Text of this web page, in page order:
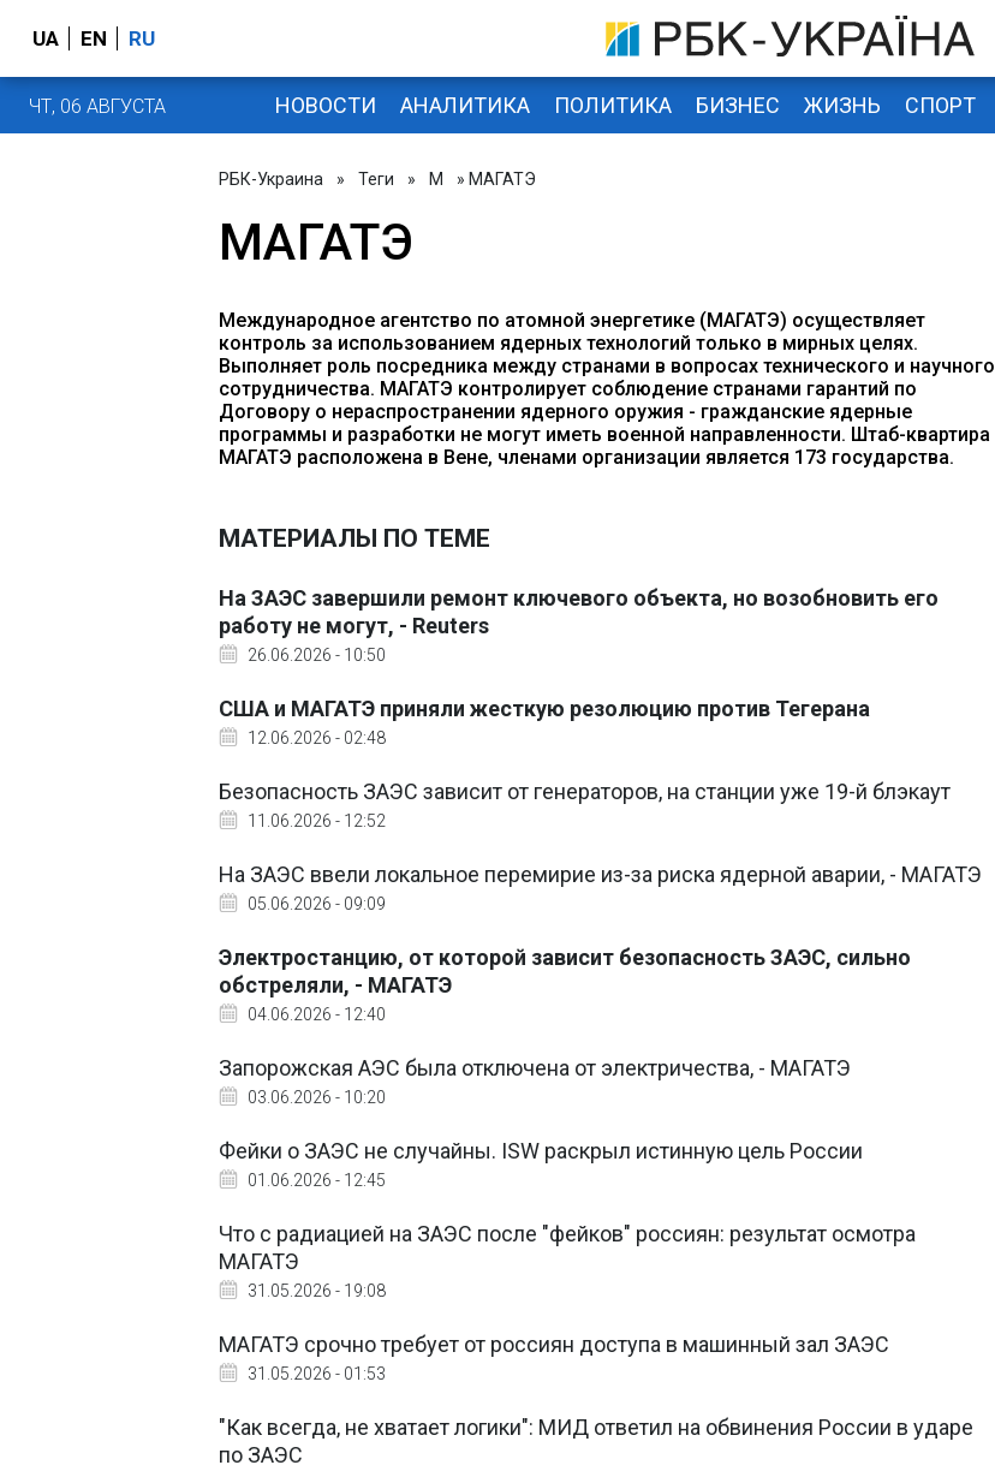
UA EN RU
ЧТ, 06 АВГУСТА НОВОСТИ АНАЛИТИКА ПОЛИТИКА БИЗНЕС ЖИЗНЬ СПОРТ
РБК-Украина » Теги » М » МАГАТЭ
МАГАТЭ
Международное агентство по атомной энергетике (МАГАТЭ) осуществляет
контроль за использованием ядерных технологий только в мирных целях.
Выполняет роль посредника между странами в вопросах технического и научного
сотрудничества. МАГАТЭ контролирует соблюдение странами гарантий по
Договору о нераспространении ядерного оружия - гражданские ядерные
программы и разработки не могут иметь военной направленности. Штаб-квартира
МАГАТЭ расположена в Вене, членами организации является 173 государства.
МАТЕРИАЛЫ ПО ТЕМЕ
На ЗАЭС завершили ремонт ключевого объекта, но возобновить его
работу не могут, - Reuters
26.06.2026 - 10:50
США и МАГАТЭ приняли жесткую резолюцию против Тегерана
12.06.2026 - 02:48
Безопасность ЗАЭС зависит от генераторов, на станции уже 19-й блэкаут
11.06.2026 - 12:52
На ЗАЭС ввели локальное перемирие из-за риска ядерной аварии, - МАГАТЭ
05.06.2026 - 09:09
Электростанцию, от которой зависит безопасность ЗАЭС, сильно
обстреляли, - МАГАТЭ
04.06.2026 - 12:40
Запорожская АЭС была отключена от электричества, - МАГАТЭ
03.06.2026 - 10:20
Фейки о ЗАЭС не случайны. ISW раскрыл истинную цель России
01.06.2026 - 12:45
Что с радиацией на ЗАЭС после "фейков" россиян: результат осмотра
МАГАТЭ
31.05.2026 - 19:08
МАГАТЭ срочно требует от россиян доступа в машинный зал ЗАЭС
31.05.2026 - 01:53
"Как всегда, не хватает логики": МИД ответил на обвинения России в ударе
по ЗАЭС